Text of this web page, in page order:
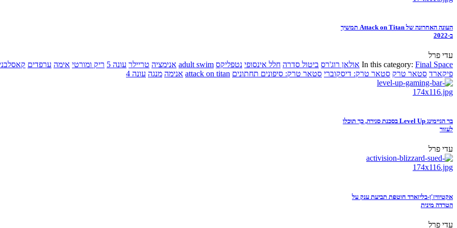
העונה האחרונה של Attack on Titan תמשיך
ב-2022
עדי פרל
In this category: Final Space אולאן רוג'רס ביטול סדרה חלל אינסופי נטפליקס adult swim אנימציה טריילר עונה 5 ריק ומורטי אימה ערפדים
פיקארד סטאר טרק סטאר טרק: דיסקוברי סטאר טרק: סיפונים תחתונים attack on titan אנימה מנגה עונה 4
בר הגיימינג Level Up בסכנת סגירה, כך תוכלו
לעזור
עדי פרל
אקטיוויז'ן-בליזארד חוטפת תביעת ענק על
הטרדה מינית
עדי פרל